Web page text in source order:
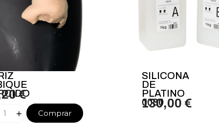
€
+ Comprar
SILICONA
DE
PLATINO
0030
130,00 €